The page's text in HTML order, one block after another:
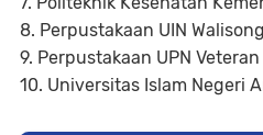
8. Perpustakaan UIN
9. Perpustakaan UPN
10. Universitas Islam Negeri